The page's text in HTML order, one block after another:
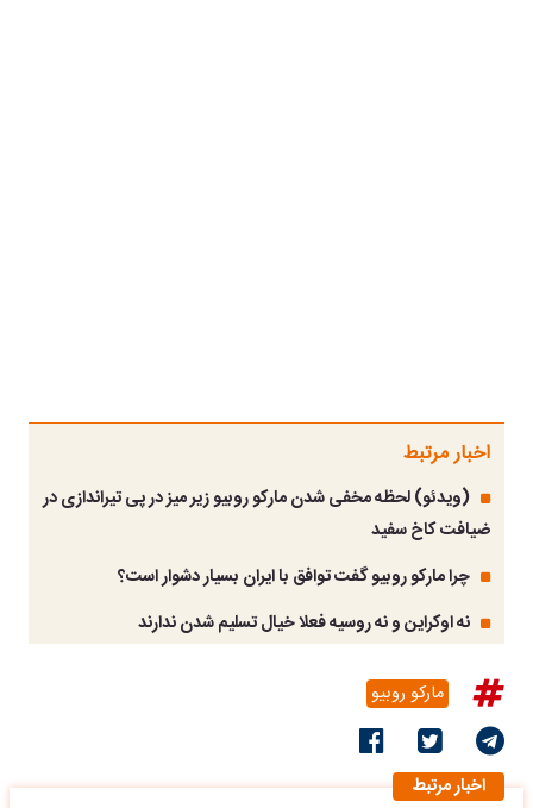
اخبار مرتبط
(ویدئو) لحظه مخفی شدن مارکو روبیو زیر میز در پی تیراندازی در
ضیافت کاخ سفید
چرا مارکو روبیو گفت توافق با ایران بسیار دشوار است؟
نه اوکراین و نه روسیه فعلا خیال تسلیم شدن ندارند
مارکو روبیو
اخبار مرتبط